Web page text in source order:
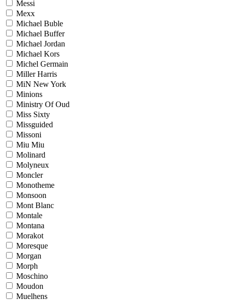
Messi
Mexx
Michael Buble
Michael Buffer
Michael Jordan
Michael Kors
Michel Germain
Miller Harris
MiN New York
Minions
Ministry Of Oud
Miss Sixty
Missguided
Missoni
Miu Miu
Molinard
Molyneux
Moncler
Monotheme
Monsoon
Mont Blanc
Montale
Montana
Morakot
Moresque
Morgan
Morph
Moschino
Moudon
Muelhens